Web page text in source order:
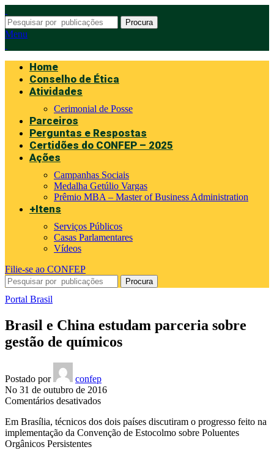
Procura
Menu
Home
Conselho de Ética
Atividades
Cerimonial de Posse
Parceiros
Perguntas e Respostas
Certidões do CONFEP – 2025
Ações
Campanhas Sociais
Medalha Getúlio Vargas
Prêmio MBA – Master of Business Administration
+Itens
Serviços Públicos
Casas Parlamentares
Vídeos
Filie-se ao CONFEP
Procura
Portal Brasil
Brasil e China estudam parceria sobre
gestão de químicos
Postado por
confep
No 31 de outubro de 2016
Comentários desativadosem
e
China
Em Brasília, técnicos dos dois países discutiram o progresso feito na
implementação da Convenção de Estocolmo sobre Poluentes
Orgânicos Persistentes